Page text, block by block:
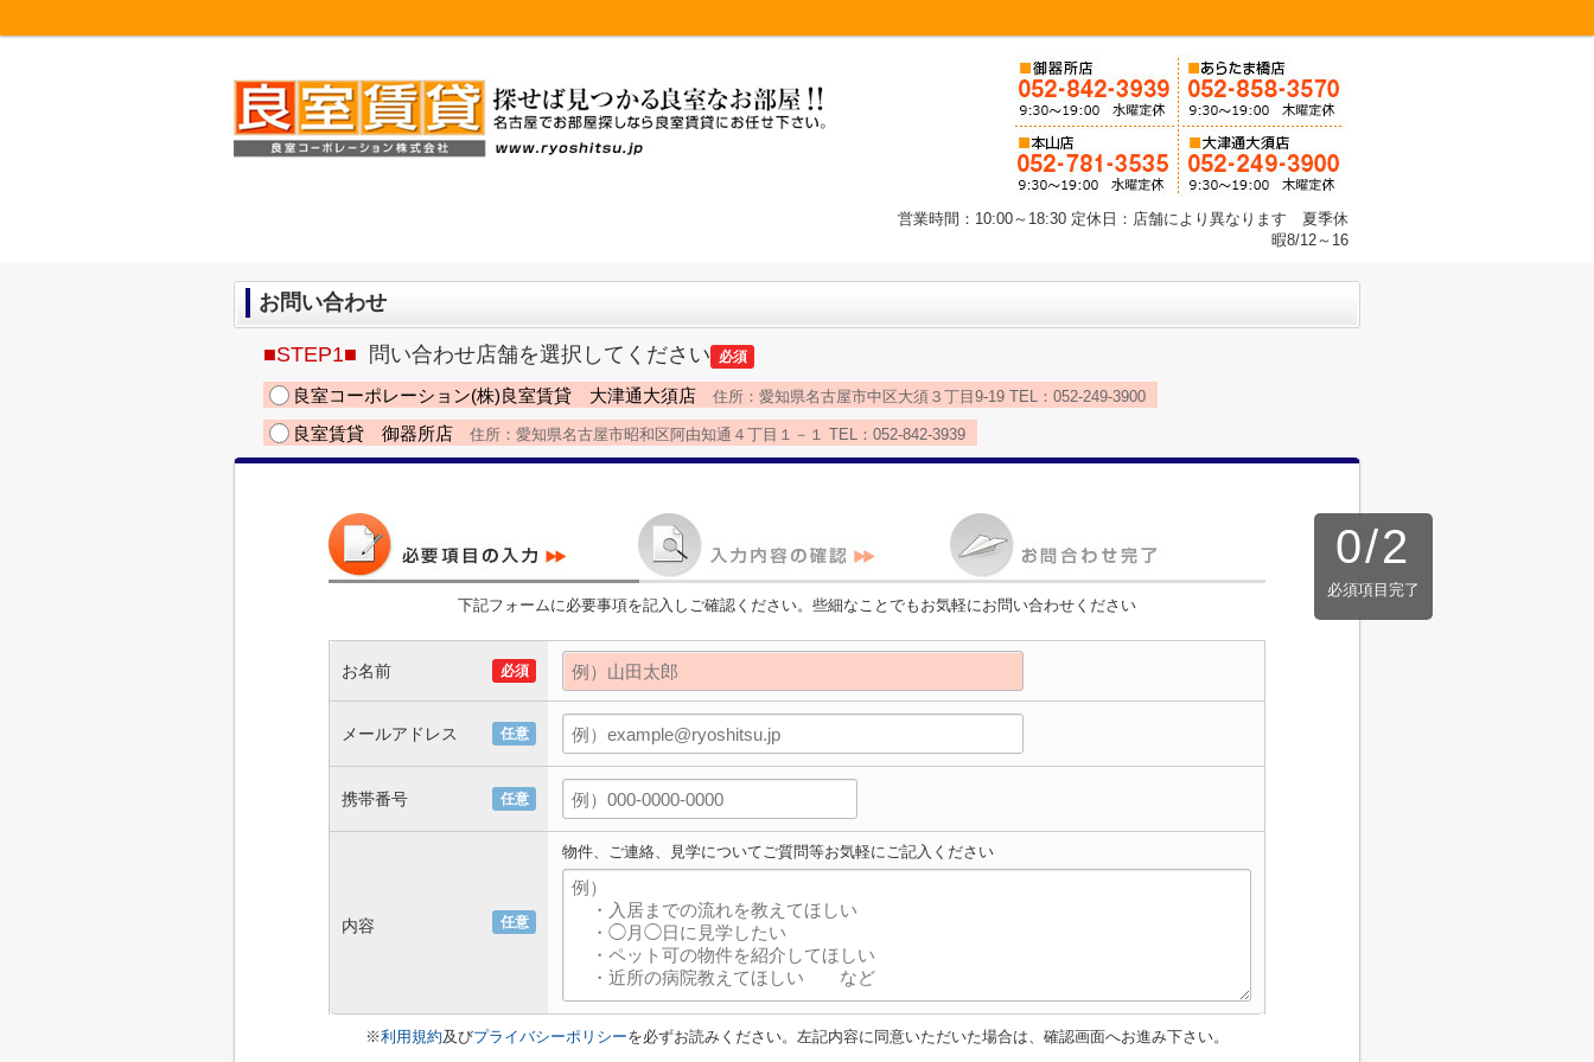
営業時間：10:00～18:30 定休日：店舗により異なります 夏季休
暇8/12～16
お問い合わせ
■STEP1■ 問い合わせ店舗を選択してください 必須
良室コーポレーション(株)良室賃貸 大津通大須店 住所：愛知県名古屋市中区大須３丁目9-19 TEL：052-249-3900
良室賃貸 御器所店 住所：愛知県名古屋市昭和区阿由知通４丁目１－１ TEL：052-842-3939
0/2
必須項目完了
下記フォームに必要事項を記入しご確認ください。些細なことでもお気軽にお問い合わせください
お名前 必須
メールアドレス 任意
携帯番号 任意
内容 任意
物件、ご連絡、見学についてご質問等お気軽にご記入ください
※利用規約及びプライバシーポリシーを必ずお読みください。左記内容に同意いただいた場合は、確認画面へお進み下さい。